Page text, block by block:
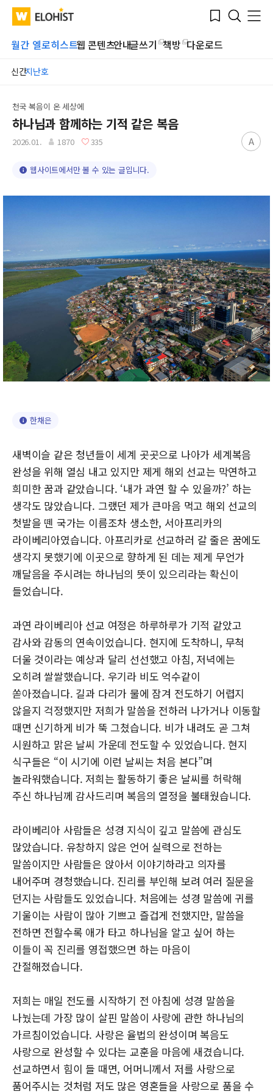
WATV Elohist-
Home
Bookmark
Search
Menu
월간 엘로히스트웹 콘텐츠안내글쓰기 책방 다운로드
신간지난호
Submit
천국 복음이 온 세상에
하나님과 함께하는 기적 같은 복음
2026.01. 1870 335 A
웹사이트에서만 볼 수 있는 글입니다.
한채은
새벽이슬 같은 청년들이 세계 곳곳으로 나아가 세계복음
완성을 위해 열심 내고 있지만 제게 해외 선교는 막연하고
희미한 꿈과 같았습니다. ‘내가 과연 할 수 있을까?’ 하는
생각도 많았습니다. 그랬던 제가 큰마음 먹고 해외 선교의
첫발을 뗀 국가는 이름조차 생소한, 서아프리카의
라이베리아였습니다. 아프리카로 선교하러 갈 줄은 꿈에도
생각지 못했기에 이곳으로 향하게 된 데는 제게 무언가
깨달음을 주시려는 하나님의 뜻이 있으리라는 확신이
들었습니다.
과연 라이베리아 선교 여정은 하루하루가 기적 같았고
감사와 감동의 연속이었습니다. 현지에 도착하니, 무척
더울 것이라는 예상과 달리 선선했고 아침, 저녁에는
오히려 쌀쌀했습니다. 우기라 비도 억수같이
쏟아졌습니다. 길과 다리가 물에 잠겨 전도하기 어렵지
않을지 걱정했지만 저희가 말씀을 전하러 나가거나 이동할
때면 신기하게 비가 뚝 그쳤습니다. 비가 내려도 곧 그쳐
시원하고 맑은 날씨 가운데 전도할 수 있었습니다. 현지
식구들은 “이 시기에 이런 날씨는 처음 본다”며
놀라워했습니다. 저희는 활동하기 좋은 날씨를 허락해
주신 하나님께 감사드리며 복음의 열정을 불태웠습니다.
라이베리아 사람들은 성경 지식이 깊고 말씀에 관심도
많았습니다. 유창하지 않은 언어 실력으로 전하는
말씀이지만 사람들은 앉아서 이야기하라고 의자를
내어주며 경청했습니다. 진리를 부인해 보려 여러 질문을
던지는 사람들도 있었습니다. 처음에는 성경 말씀에 귀를
기울이는 사람이 많아 기쁘고 즐겁게 전했지만, 말씀을
전하면 전할수록 애가 타고 하나님을 알고 싶어 하는
이들이 꼭 진리를 영접했으면 하는 마음이
간절해졌습니다.
저희는 매일 전도를 시작하기 전 아침에 성경 말씀을
나눴는데 가장 많이 살핀 말씀이 사랑에 관한 하나님의
가르침이었습니다. 사랑은 율법의 완성이며 복음도
사랑으로 완성할 수 있다는 교훈을 마음에 새겼습니다.
선교하면서 힘이 들 때면, 어머니께서 저를 사랑으로
품어주시는 것처럼 저도 많은 영혼들을 사랑으로 품을 수